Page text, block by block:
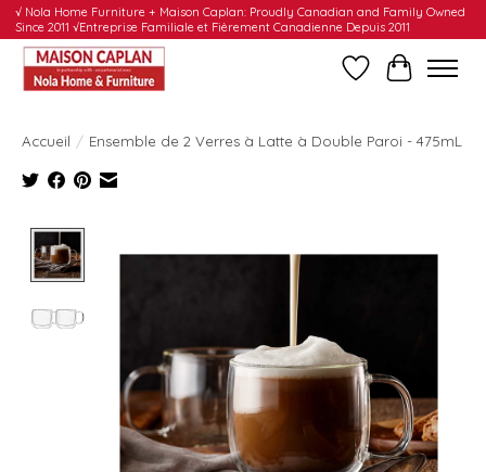
√ Nola Home Furniture + Maison Caplan: Proudly Canadian and Family Owned
Since 2011 √Entreprise Familiale et Fièrement Canadienne Depuis 2011
Liste dePanier
Accueil / Ensemble de 2 Verres à Latte à Double Paroi - 475mL